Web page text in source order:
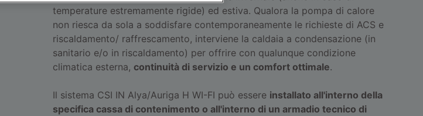
temperature estremamente rigide) ed estiva. Qualora la pompa di calore
non riesca da sola a soddisfare contemporaneamente le richieste di ACS e
riscaldamento/ raffrescamento, interviene la caldaia a condensazione (in
sanitario e/o in riscaldamento) per offrire con qualunque condizione
climatica esterna, continuità di servizio e un comfort ottimale.
Il sistema CSI IN Alya/Auriga H WI-FI può essere installato all'interno della
specifica cassa di contenimento o all'interno di un armadio tecnico di